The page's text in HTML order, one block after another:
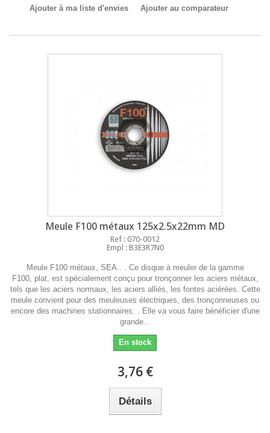
Ajouter à ma liste d'envies Ajouter au comparateur
Meule F100 métaux 125x2.5x22mm MD
Ref : 070-0012
Empl : B3E3R7N0
Meule F100 métaux, SEA.. . Ce disque à meuler de la gamme
F100, plat, est spécialement conçu pour tronçonner les aciers métaux,
tels que les aciers normaux, les aciers alliés, les fontes aciérées. Cette
meule convient pour des meuleuses électriques, des tronçonneuses ou
encore des machines stationnaires. . Elle va vous faire bénéficier d'une
grande...
En stock
3,76 €
Détails